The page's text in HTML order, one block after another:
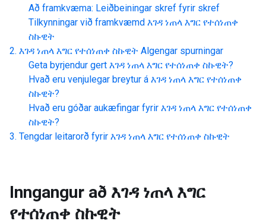
Að framkvæma: Leiðbeiningar skref fyrir skref
Tilkynningar við framkvæmd እገዳ ነጠላ እግር የተሰነጠቀ
ስኩዊት
እገዳ ነጠላ እግር የተሰነጠቀ ስኩዊት Algengar spurningar
Geta byrjendur gert እገዳ ነጠላ እግር የተሰነጠቀ ስኩዊት?
Hvað eru venjulegar breytur á እገዳ ነጠላ እግር የተሰነጠቀ
ስኩዊት?
Hvað eru góðar aukæfingar fyrir እገዳ ነጠላ እግር የተሰነጠቀ
ስኩዊት?
Tengdar leitarorð fyrir እገዳ ነጠላ እግር የተሰነጠቀ ስኩዊት
Inngangur að እገዳ ነጠላ እግር
የተሰነጠቀ ስኩዊት